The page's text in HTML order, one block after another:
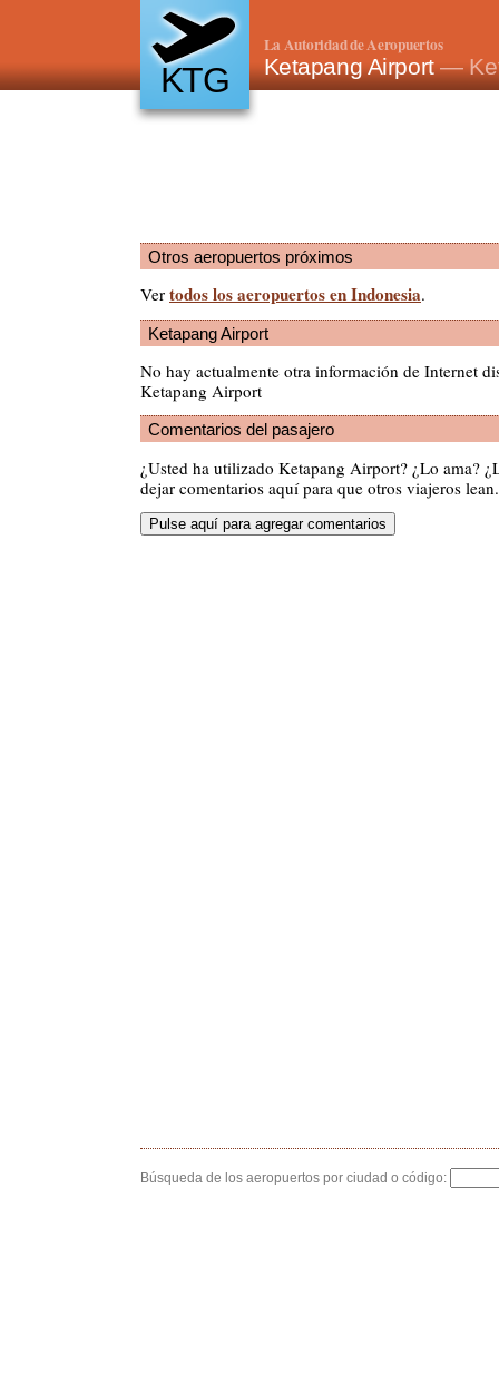
KTG
La Autoridad de Aeropuertos
Ketapang Airport—
Otros aeropuertos próximos
Ver todos los aeropuertos en Indonesia.
Ketapang Airport
No hay actualmente otra información de Internet
Ketapang Airport
Comentarios del pasajero
¿Usted ha utilizado Ketapang Airport? ¿Lo ama?
dejar comentarios aquí para que otros viajeros lean.
Búsqueda de los aeropuertos por ciudad o código: